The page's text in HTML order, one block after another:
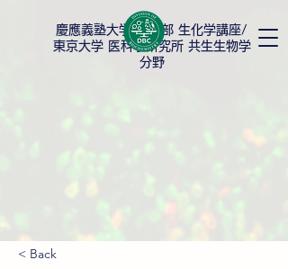
慶應義塾大学薬学部 生化学講座/
東京大学 医科学研究所 共生生物学
分野
< Back